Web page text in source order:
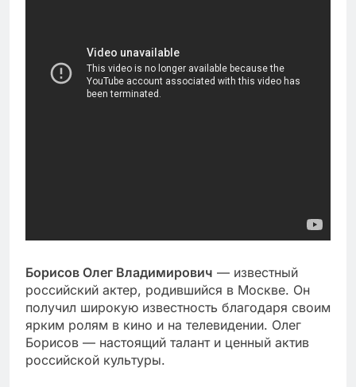
Борисов Олег Владимирович — известный
российский актер, родившийся в Москве. Он
получил широкую известность благодаря своим
ярким ролям в кино и на телевидении. Олег
Борисов — настоящий талант и ценный актив
российской культуры.